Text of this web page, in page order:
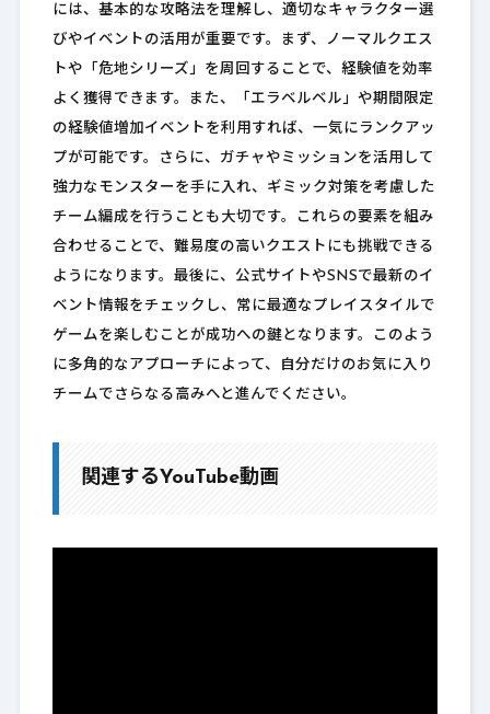
には、基本的な攻略法を理解し、適切なキャラクター選
びやイベントの活用が重要です。まず、ノーマルクエス
トや「危地シリーズ」を周回することで、経験値を効率
よく獲得できます。また、「エラベルベル」や期間限定
の経験値増加イベントを利用すれば、一気にランクアッ
プが可能です。さらに、ガチャやミッションを活用して
強力なモンスターを手に入れ、ギミック対策を考慮した
チーム編成を行うことも大切です。これらの要素を組み
合わせることで、難易度の高いクエストにも挑戦できる
ようになります。最後に、公式サイトやSNSで最新のイ
ベント情報をチェックし、常に最適なプレイスタイルで
ゲームを楽しむことが成功への鍵となります。このよう
に多角的なアプローチによって、自分だけのお気に入り
チームでさらなる高みへと進んでください。
関連するYouTube動画